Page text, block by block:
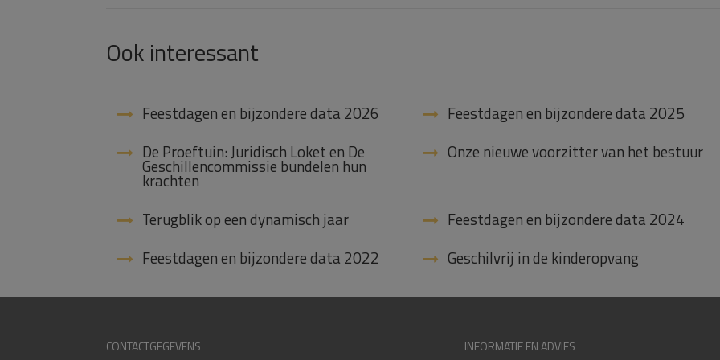
Ook interessant
Feestdagen en bijzondere data 2026
Feestdagen en bijzondere data 2025
De Proeftuin: Juridisch Loket en De
Geschillencommissie bundelen hun
krachten
Onze nieuwe voorzitter van het bestuur
Terugblik op een dynamisch jaar
Feestdagen en bijzondere data 2024
Feestdagen en bijzondere data 2022
Geschilvrij in de kinderopvang
CONTACTGEGEVENS INFORMATIE EN ADVIES